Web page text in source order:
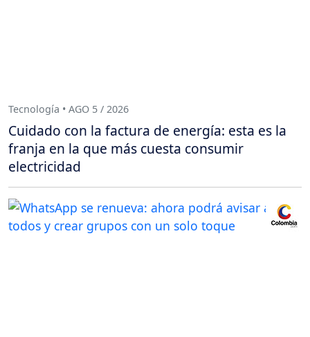
Tecnología • AGO 5 / 2026
Cuidado con la factura de energía: esta es la
franja en la que más cuesta consumir
electricidad